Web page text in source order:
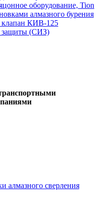
оборудование, Tion
алмазного бурения
КИВ-125
защиты (СИЗ)
алмазного сверления